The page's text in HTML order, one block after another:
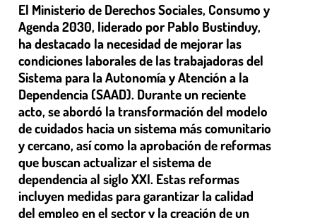
El Ministerio de Derechos Sociales, Consumo y
Agenda 2030, liderado por Pablo Bustinduy,
ha destacado la necesidad de mejorar las
condiciones laborales de las trabajadoras del
Sistema para la Autonomía y Atención a la
Dependencia (SAAD). Durante un reciente
acto, se abordó la transformación del modelo
de cuidados hacia un sistema más comunitario
y cercano, así como la aprobación de reformas
que buscan actualizar el sistema de
dependencia al siglo XXI. Estas reformas
incluyen medidas para garantizar la calidad
del empleo en el sector y la creación de un